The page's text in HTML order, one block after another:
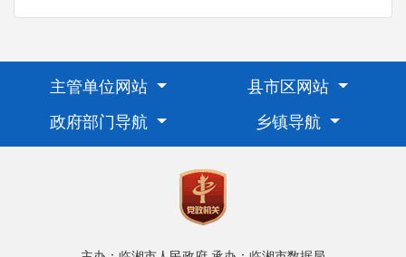
主管单位网站
县市区网站
政府部门导航
乡镇导航